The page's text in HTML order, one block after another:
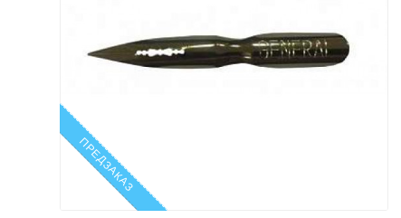
ПРЕДЗАКАЗ